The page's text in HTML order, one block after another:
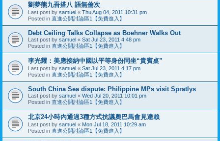
劉夢熊九吾搭八 語無倫次
Last post by samuel « Thu Aug 04, 2011 10:31 pm
Posted in 直進公開討論區1【免費進入】
Debt Ceiling Talks Collapse as Boehner Walks Out
Last post by samuel « Sat Jul 23, 2011 4:48 pm
Posted in 直進公開討論區1【免費進入】
李光耀：美應接納中國以平等身份同坐“貴賓桌”
Last post by samuel « Sat Jul 23, 2011 4:17 pm
Posted in 直進公開討論區1【免費進入】
South China Sea dispute: Philippine MPs visit Spratlys
Last post by samuel « Wed Jul 20, 2011 10:01 pm
Posted in 直進公開討論區1【免費進入】
北京24小時內通過3種方式抗議奧巴馬會見達賴
Last post by samuel « Mon Jul 18, 2011 10:29 am
Posted in 直進公開討論區1【免費進入】